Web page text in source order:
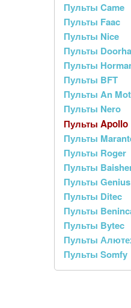
Пульты Came
Пульты Faac
Пульты Nice
Пульты
Пульты
Пульты BFT
Пульты An
Пульты Nero
Пульты Apollo
Пульты
Пульты Roger
Пульты
Пульты Genius
Пульты Ditec
Пульты
Пульты Bytec
Пульты
Пульты Somfy